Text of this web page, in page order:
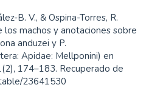
B. V., & Ospina-Torres, R.
los machos y anotaciones sobre
anduzei y P.
Apidae: Mellponini) en
174–183. Recuperado de
23641530